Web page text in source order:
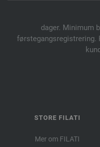
dager. Minimum
førstegangsregistrering.
STORE FILATI
Mer om FILATI